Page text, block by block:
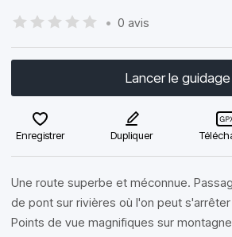
• 0 avis
Lancer le guidage
Enregistrer Dupliquer
Une route superbe et méconnue.
de pont sur rivières où l'on peut
Points de vue magnifiques sur